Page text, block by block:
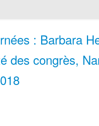
: Barbara
des congrès,